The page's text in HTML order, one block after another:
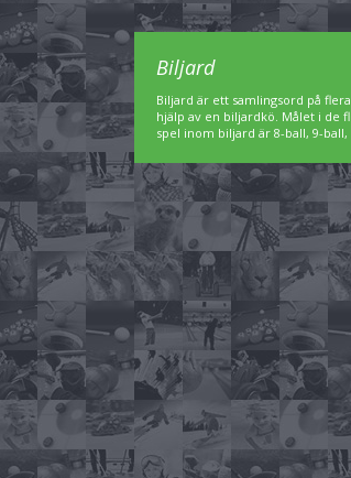
Biljard
Biljard är ett samlingsord på
hjälp av en biljardkö. Målet i de
spel inom biljard är 8-ball, 9-